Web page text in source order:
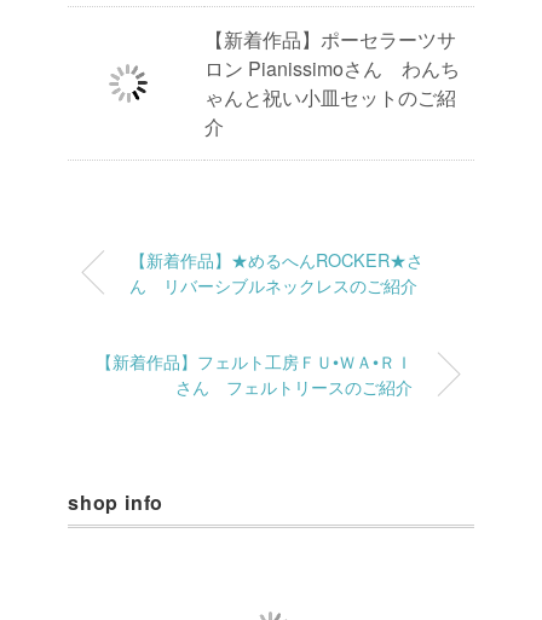
【新着作品】ポーセラーツサ
ロン Pianissimoさん わんち
ゃんと祝い小皿セットのご紹
介
【新着作品】★めるへんROCKER★さ
ん リバーシブルネックレスのご紹介
【新着作品】フェルト工房ＦＵ•ＷＡ•ＲＩ
さん フェルトリースのご紹介
shop info